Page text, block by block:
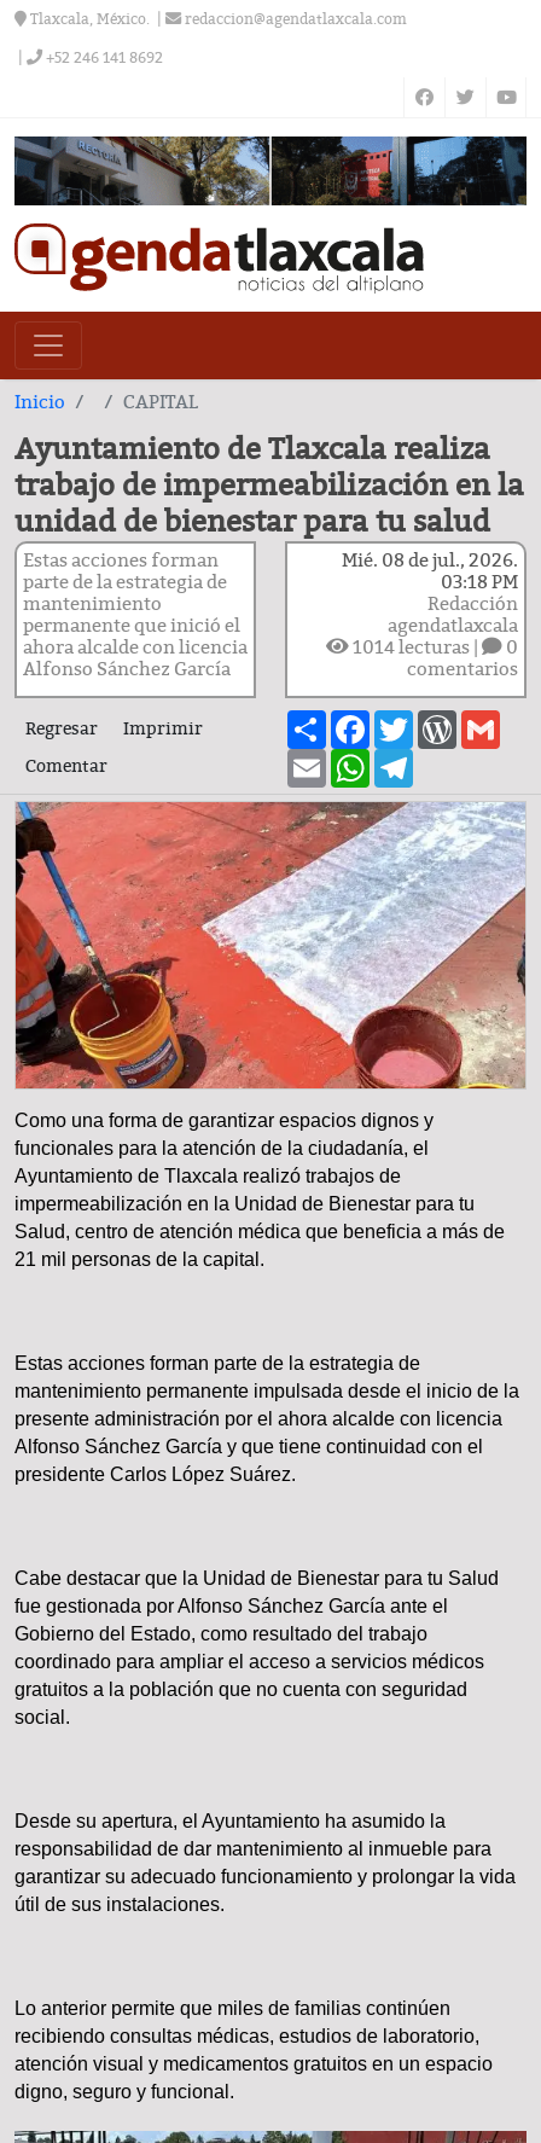
Tlaxcala, México. redaccion@agendatlaxcala.com
+52 246 141 8692
Inicio CAPITAL
Ayuntamiento de Tlaxcala realiza
trabajo de impermeabilización en la
unidad de bienestar para tu salud
Estas acciones forman
parte de la estrategia de
mantenimiento
permanente que inició el
ahora alcalde con licencia
Alfonso Sánchez García
Mié. 08 de jul., 2026.
03:18 PM
Redacción
agendatlaxcala
1014lecturas |
0
comentarios
Regresar
Imprimir
Comentar
ShareFacebook
Twitter
EmailWhatsApp
Como una forma de garantizar espacios dignos y
funcionales para la atención de la ciudadanía, el
Ayuntamiento de Tlaxcala realizó trabajos de
impermeabilización en la Unidad de Bienestar para tu
Salud, centro de atención médica que beneficia a más de
21 mil personas de la capital.
Estas acciones forman parte de la estrategia de
mantenimiento permanente impulsada desde el inicio de la
presente administración por el ahora alcalde con licencia
Alfonso Sánchez García y que tiene continuidad con el
presidente Carlos López Suárez.
Cabe destacar que la Unidad de Bienestar para tu Salud
fue gestionada por Alfonso Sánchez García ante el
Gobierno del Estado, como resultado del trabajo
coordinado para ampliar el acceso a servicios médicos
gratuitos a la población que no cuenta con seguridad
social.
Desde su apertura, el Ayuntamiento ha asumido la
responsabilidad de dar mantenimiento al inmueble para
garantizar su adecuado funcionamiento y prolongar la vida
útil de sus instalaciones.
Lo anterior permite que miles de familias continúen
recibiendo consultas médicas, estudios de laboratorio,
atención visual y medicamentos gratuitos en un espacio
digno, seguro y funcional.